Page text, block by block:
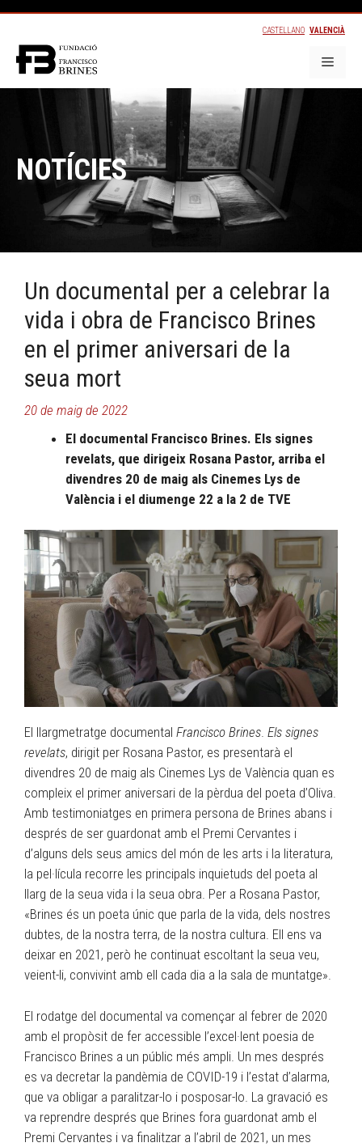
CASTELLANO VALENCIÀ
NOTÍCIES
Un documental per a celebrar la
vida i obra de Francisco Brines
en el primer aniversari de la
seua mort
20 de maig de 2022
El documental Francisco Brines. Els signes
revelats, que dirigeix Rosana Pastor, arriba el
divendres 20 de maig als Cinemes Lys de
València i el diumenge 22 a la 2 de TVE
El llargmetratge documental Francisco Brines. Els signes
revelats, dirigit per Rosana Pastor, es presentarà el
divendres 20 de maig als Cinemes Lys de València quan es
compleix el primer aniversari de la pèrdua del poeta d’Oliva.
Amb testimoniatges en primera persona de Brines abans i
després de ser guardonat amb el Premi Cervantes i
d’alguns dels seus amics del món de les arts i la literatura,
la pel·lícula recorre les principals inquietuds del poeta al
llarg de la seua vida i la seua obra. Per a Rosana Pastor,
«Brines és un poeta únic que parla de la vida, dels nostres
dubtes, de la nostra terra, de la nostra cultura. Ell ens va
deixar en 2021, però he continuat escoltant la seua veu,
veient-li, convivint amb ell cada dia a la sala de muntatge».
El rodatge del documental va començar al febrer de 2020
amb el propòsit de fer accessible l’excel·lent poesia de
Francisco Brines a un públic més ampli. Un mes després
es va decretar la pandèmia de COVID-19 i l’estat d’alarma,
que va obligar a paralitzar-lo i posposar-lo. La gravació es
va reprendre després que Brines fora guardonat amb el
Premi Cervantes i va finalitzar a l’abril de 2021, un mes